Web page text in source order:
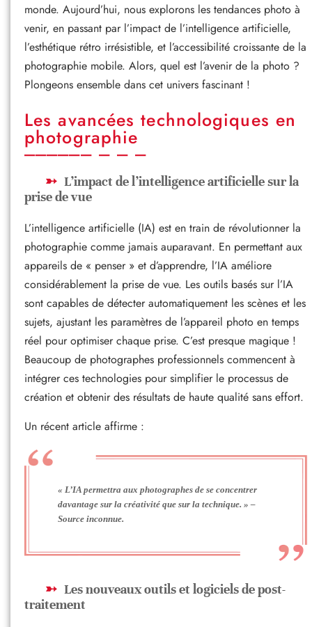
monde. Aujourd’hui, nous explorons les tendances photo à
venir, en passant par l’impact de l’intelligence artificielle,
l’esthétique rétro irrésistible, et l’accessibilité croissante de la
photographie mobile. Alors, quel est l’avenir de la photo ?
Plongeons ensemble dans cet univers fascinant !
Les avancées technologiques en
photographie
L’impact de l’intelligence artificielle sur la
prise de vue
L’intelligence artificielle (IA) est en train de révolutionner la
photographie comme jamais auparavant. En permettant aux
appareils de « penser » et d’apprendre, l’IA améliore
considérablement la prise de vue. Les outils basés sur l’IA
sont capables de détecter automatiquement les scènes et les
sujets, ajustant les paramètres de l’appareil photo en temps
réel pour optimiser chaque prise. C’est presque magique !
Beaucoup de photographes professionnels commencent à
intégrer ces technologies pour simplifier le processus de
création et obtenir des résultats de haute qualité sans effort.
Un récent article affirme :
« L’IA permettra aux photographes de se concentrer
davantage sur la créativité que sur la technique. » –
Source inconnue.
Les nouveaux outils et logiciels de post-
traitement